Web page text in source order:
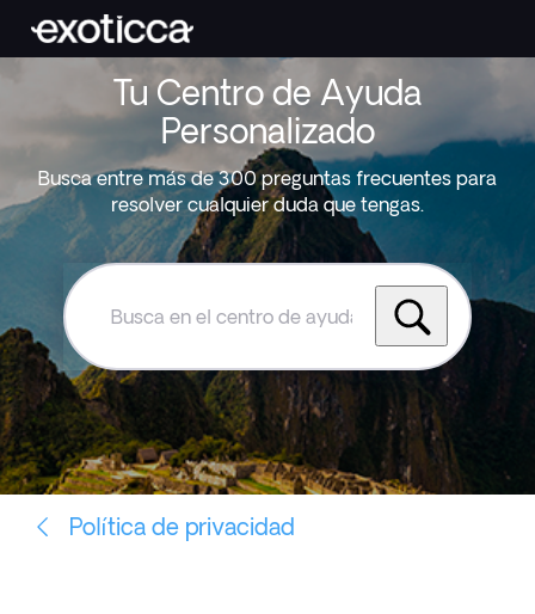
Tu Centro de Ayuda
Personalizado
Busca entre más de 300 preguntas frecuentes para
resolver cualquier duda que tengas.
Busca
el
centro
de
ayuda
de
Exoticca
Política de privacidad